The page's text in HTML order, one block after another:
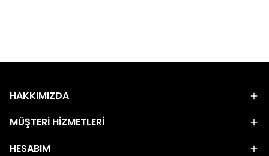
HAKKIMIZDA
MÜŞTERİ HİZMETLERİ
HESABIM